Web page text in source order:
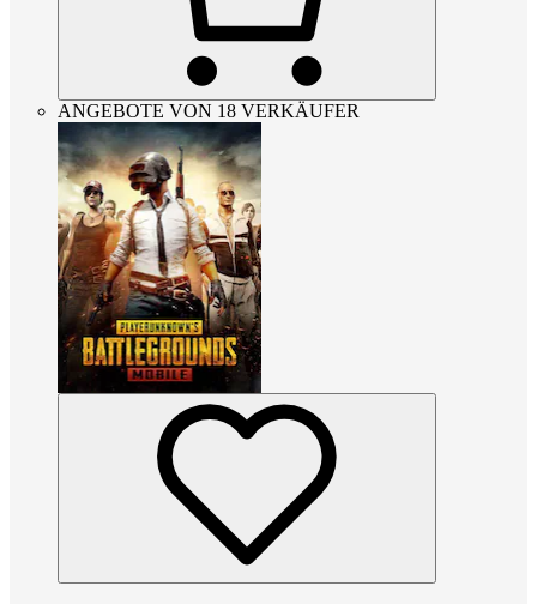
ANGEBOTE VON 18 VERKÄUFER